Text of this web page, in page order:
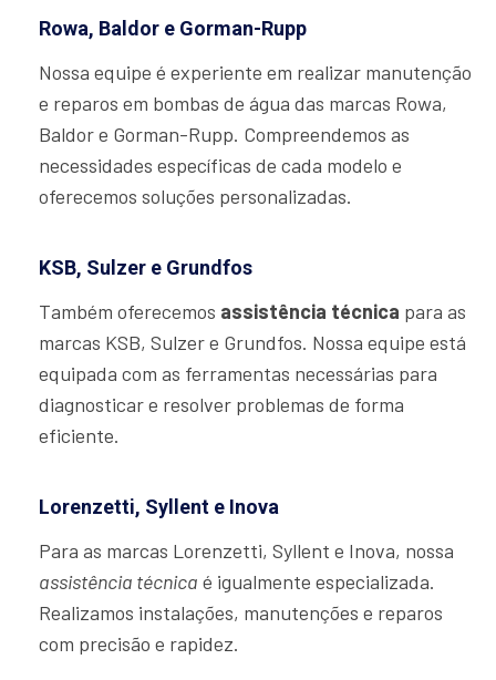
Rowa, Baldor e Gorman-Rupp
Nossa equipe é experiente em realizar manutenção
e reparos em bombas de água das marcas Rowa,
Baldor e Gorman-Rupp. Compreendemos as
necessidades específicas de cada modelo e
oferecemos soluções personalizadas.
KSB, Sulzer e Grundfos
Também oferecemos assistência técnica para as
marcas KSB, Sulzer e Grundfos. Nossa equipe está
equipada com as ferramentas necessárias para
diagnosticar e resolver problemas de forma
eficiente.
Lorenzetti, Syllent e Inova
Para as marcas Lorenzetti, Syllent e Inova, nossa
assistência técnica é igualmente especializada.
Realizamos instalações, manutenções e reparos
com precisão e rapidez.